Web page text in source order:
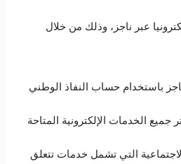
عبر ناجز، وذلك من خلال
باستخدام حساب النفاذ الوطني
جميع الخدمات الإلكترونية المتاحة
التي تشمل خدمات تتعلق